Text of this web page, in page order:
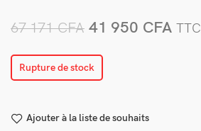
67 171CFA 41 950 CFA TTC
Rupture de stock
Ajouter à la liste de souhaits